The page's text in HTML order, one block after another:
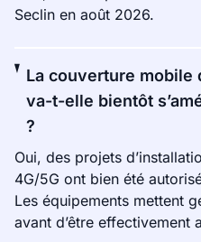
Seclin en août 2026.
La couverture
va-t-elle bientôt
?
Oui, des projets
4G/5G ont bien été
Les équipements mettent
avant d’être effectivement